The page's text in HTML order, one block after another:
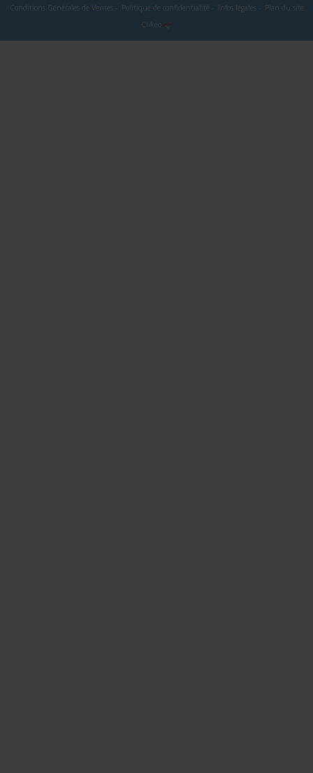
Conditions Générales de Ventes- Politique de confidentialité - Infos légales- Plan du site
Clikeo